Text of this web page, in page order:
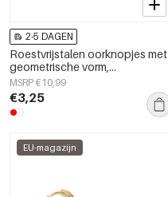
2-5 DAGEN
Roestvrijstalen oorknopjes met
geometrische vorm,
eenvoudige, alledaagse serie,
damessieraden
MSRP €10,99
€3,25
EU-magazijn